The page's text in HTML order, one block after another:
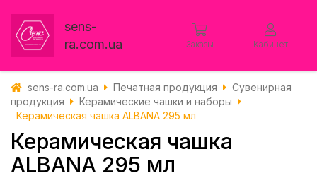
sens-
ra.com.ua
Заказы Кабинет
sens-ra.com.ua Печатная продукция
Сувенирная
продукция
Керамические чашки и наборы
Керамическая чашка ALBANA 295 мл
Керамическая чашка
ALBANA 295 мл